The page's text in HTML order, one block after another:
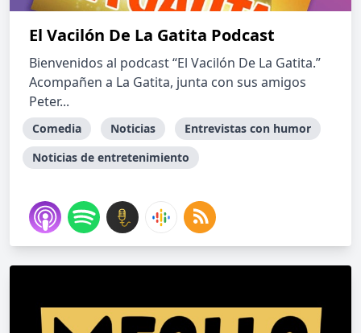
El Vacilón De La Gatita Podcast
Bienvenidos al podcast “El Vacilón De La Gatita.”
Acompañen a La Gatita, junta con sus amigos
Peter...
Comedia Noticias
Entrevistas con humor
Noticias de entretenimiento